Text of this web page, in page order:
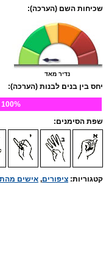
שכיחות השם (הערכה):
נדיר מאד
יחס בין בנים לבנות (הערכה):
100%
שפת הסימנים:
קטגוריות: ציפורים, אישים